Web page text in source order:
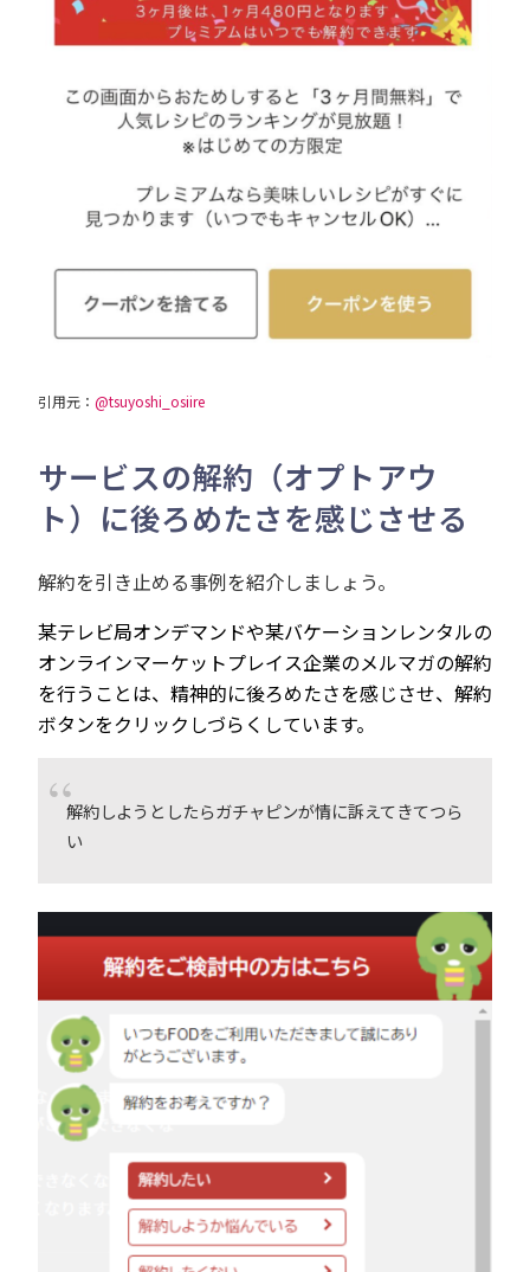
引用元： @tsuyoshi_osiire
サービスの解約（オプトアウ
ト）に後ろめたさを感じさせる
解約を引き止める事例を紹介しましょう。
某テレビ局オンデマンドや某バケーションレンタルの
オンラインマーケットプレイス企業のメルマガの解約
を行うことは、精神的に後ろめたさを感じさせ、解約
ボタンをクリックしづらくしています。
解約しようとしたらガチャピンが情に訴えてきてつら
い